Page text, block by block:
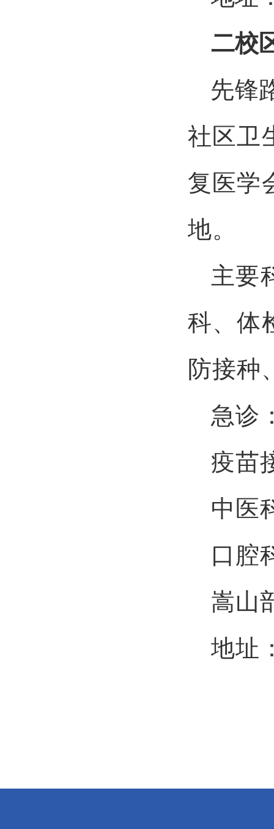
二校
先锋
社区卫
复医学
地。
主要
科、体
防接种
急诊
疫苗
中医
口腔
嵩山
地址